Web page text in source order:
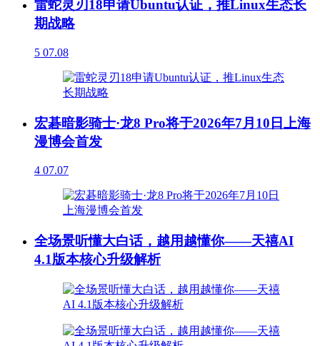
雷蛇灵刃18申请Ubuntu认证，推Linux生态长
期战略
5 07.08
宏碁暗影骑士·龙8 Pro将于2026年7月10日上海
漫博会首发
4 07.07
全场景听懂大白话，越用越懂你——天禧AI
4.1版本核心升级解析